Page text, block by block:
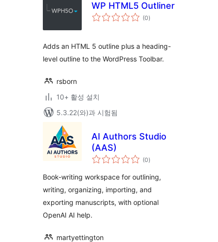
WP HTML5 Outliner
(0전
체)
Adds an HTML 5 outline plus a heading-
level outline to the WordPress Toolbar.
rsborn
10+ 활성 설치
5.3.22(와)과 시험됨
AI Authors Studio
(AAS)
(0전
체
점
)
Book-writing workspace for outlining,
writing, organizing, importing, and
exporting manuscripts, with optional
OpenAI AI help.
martyettington